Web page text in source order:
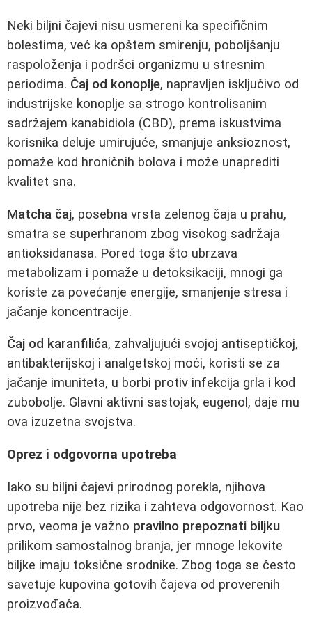
Neki biljni čajevi nisu usmereni ka specifičnim
bolestima, već ka opštem smirenju, poboljšanju
raspoloženja i podršci organizmu u stresnim
periodima. Čaj od konoplje, napravljen isključivo od
industrijske konoplje sa strogo kontrolisanim
sadržajem kanabidiola (CBD), prema iskustvima
korisnika deluje umirujuće, smanjuje anksioznost,
pomaže kod hroničnih bolova i može unaprediti
kvalitet sna.
Matcha čaj, posebna vrsta zelenog čaja u prahu,
smatra se superhranom zbog visokog sadržaja
antioksidanasa. Pored toga što ubrzava
metabolizam i pomaže u detoksikaciji, mnogi ga
koriste za povećanje energije, smanjenje stresa i
jačanje koncentracije.
Čaj od karanfilića, zahvaljujući svojoj antiseptičkoj,
antibakterijskoj i analgetskoj moći, koristi se za
jačanje imuniteta, u borbi protiv infekcija grla i kod
zubobolje. Glavni aktivni sastojak, eugenol, daje mu
ova izuzetna svojstva.
Oprez i odgovorna upotreba
Iako su biljni čajevi prirodnog porekla, njihova
upotreba nije bez rizika i zahteva odgovornost. Kao
prvo, veoma je važno pravilno prepoznati biljku
prilikom samostalnog branja, jer mnoge lekovite
biljke imaju toksične srodnike. Zbog toga se često
savetuje kupovina gotovih čajeva od proverenih
proizvođača.